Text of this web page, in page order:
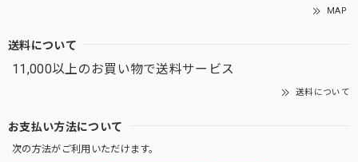
MAP
送料について
11,000以上のお買い物で送料サービス
送料について
お支払い方法について
次の方法がご利用いただけます。